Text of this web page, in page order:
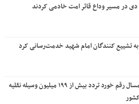
دی در مسیر وداع قائر امت خادمی کردند
تشییع کنندگان امام شهید خدمت‌رسانی کرد
در سه ماهه امسال رقم خورد تردد بیش از ۱۹۹ میلیون وسیله نقلیه